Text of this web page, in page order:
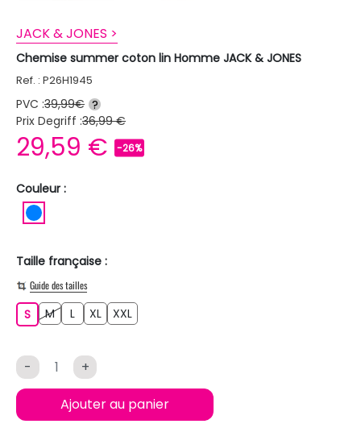
JACK & JONES >
Chemise summer coton lin Homme JACK & JONES
Ref. : P26H1945
PVC :39,99€ ?
Prix Degriff :36,99 €
29,59 € -26%
Couleur :
Taille française :
Guide des tailles
SS MM L XL XXL
- +
Ajouter au panier